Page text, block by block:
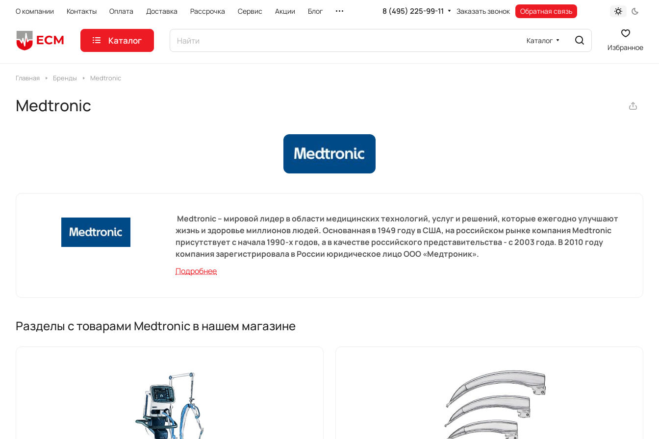
О компании Контакты Оплата Доставка Рассрочка Сервис Акции Блог 8 (495) 225-99-11 Заказать звонок Обратная связь
Каталог Каталог
Избранное
Главная Бренды Medtronic
Medtronic
Medtronic – мировой лидер в области медицинских технологий, услуг и решений, которые ежегодно улучшают
жизнь и здоровье миллионов людей. Основанная в 1949 году в США, на российском рынке компания Medtronic
присутствует с начала 1990-х годов, а в качестве российского представительства - с 2003 года. В 2010 году
компания зарегистрировала в России юридическое лицо ООО «Медтроник».
исследованиях, разработке, производстве и продаже устройств и оборудования, которые позволяют облегчить
Направление «Сердечно-сосудистые решения» компании Medtronic специализируется на разработке
продукции, применяемой при лечении заболеваний сердца и сосудов, в том числе при проведении
эндоваскулярных вмешательств и кардиохирургических операций на открытом сердце - как на остановленном,
так и на работающем.
Подробнее
Разделы с товарами Medtronic в нашем магазине